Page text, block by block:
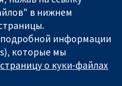
Library
charity (no. 1045921) and a
03044323) registered in
number GB 718 2127 49.
в нижнем
информации
которые мы
страницу о куки-файлах